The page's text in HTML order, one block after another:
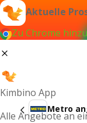
Aktuelle
Zu Chrome
Kimbino App
Alle Angebote an
Metro